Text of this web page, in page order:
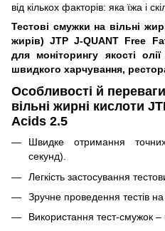
від кількох факторів: яка їжа і
Тестові смужки на вільні
жирів) JTP J-QUANT Free
для моніторингу якості
швидкого харчування,
Особливості й
вільні жирні кислоти
Acids 2.5
Швидке отримання
секунд).
Легкість застосування
Зручне проведення тестів
Використання тест-смужок –